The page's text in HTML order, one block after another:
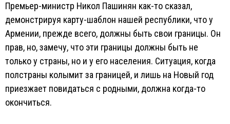
Премьер-министр Никол Пашинян как-то сказал,
демонстрируя карту-шаблон нашей республики, что у
Армении, прежде всего, должны быть свои границы. Он
прав, но, замечу, что эти границы должны быть не
только у страны, но и у его населения. Ситуация, когда
полстраны колымит за границей, и лишь на Новый год
приезжает повидаться с родными, должна когда-то
окончиться.